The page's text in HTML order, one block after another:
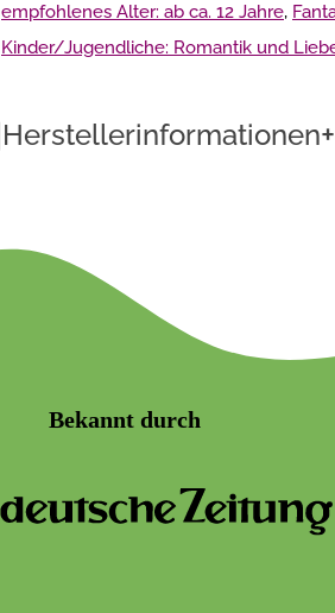
empfohlenes Alter: ab ca. 12 Jahre,
Kinder/Jugendliche: Romantik und
Herstellerinformationen+
Bekannt durch